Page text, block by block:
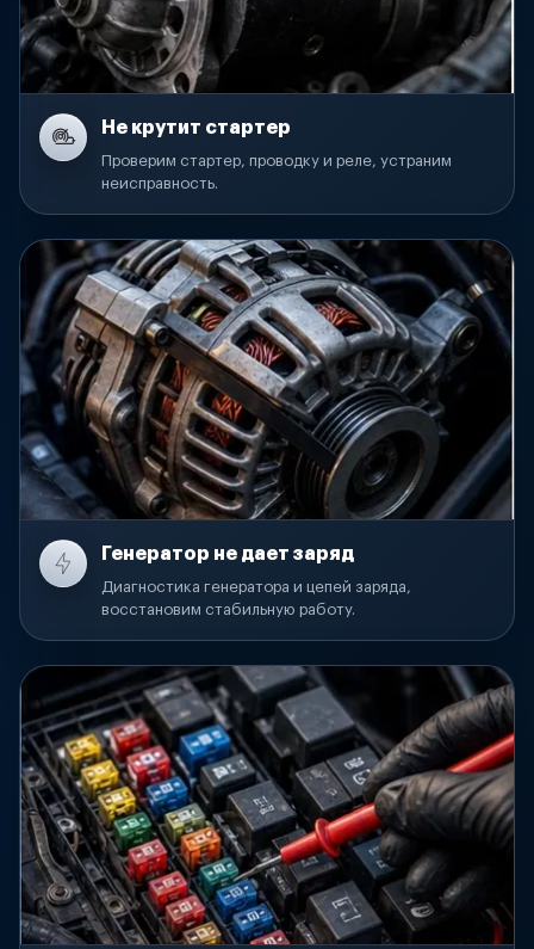
Не крутит стартер
Проверим стартер, проводку и реле, устраним
неисправность.
Генератор не дает заряд
Диагностика генератора и цепей заряда,
восстановим стабильную работу.